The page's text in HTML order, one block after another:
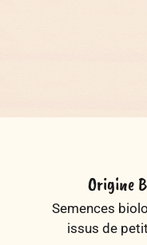
Origine
Semences
issus de